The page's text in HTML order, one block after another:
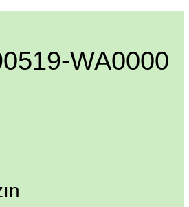
WA0000